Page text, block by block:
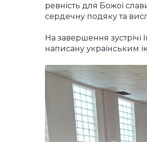
ревність для Божої
сердечну подяку та
На завершення зустрічі
написану українським